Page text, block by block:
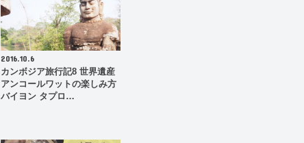
2016.10.6
カンボジア旅行記8 世界遺産
アンコールワットの楽しみ方
バイヨン タプロ…